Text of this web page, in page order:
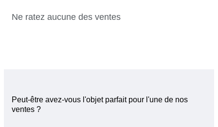
Ne ratez aucune des ventes
Peut-être avez-vous l'objet parfait pour l'une de nos
ventes ?